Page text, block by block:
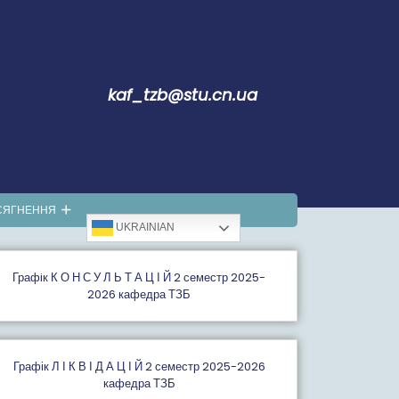
kaf_tzb@stu.cn.ua
UKRAINIAN
Графiк К О Н С У Л Ь Т А Ц І Й 2 семестр 2025-
2026 кафедра ТЗБ
Графік Л І К В І Д А Ц І Й 2 семестр 2025-2026
кафедра ТЗБ